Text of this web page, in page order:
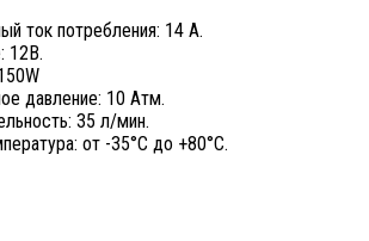
ток потребления: 14 А.
12В.
давление: 10 Атм.
35 л/мин.
от -35°С до +80°С.